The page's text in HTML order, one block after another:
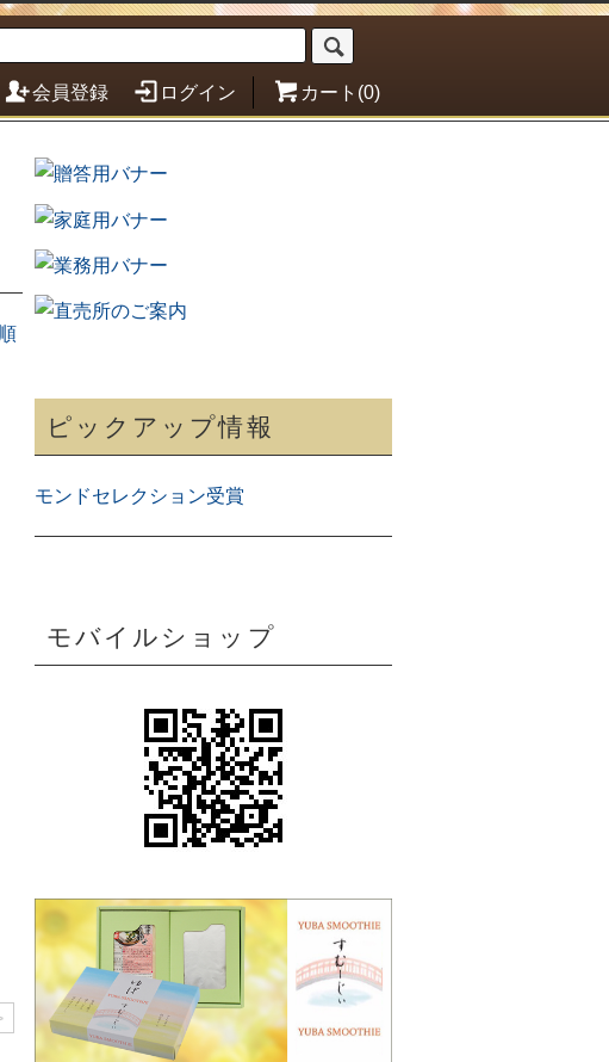
会員登録 ログイン カート(0)
ピックアップ情報
モンドセレクション受賞
モバイルショップ